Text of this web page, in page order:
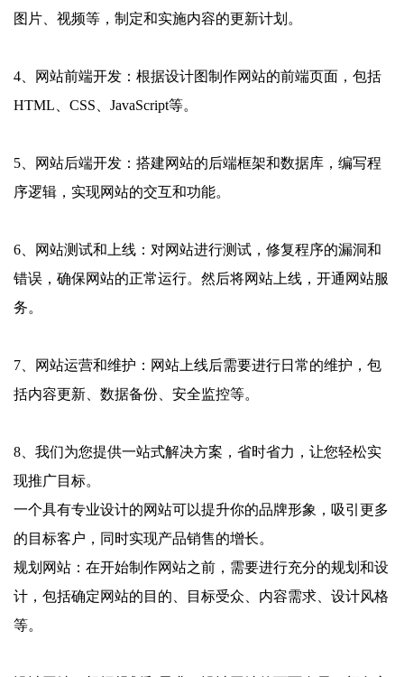
图片、视频等，制定和实施内容的更新计划。
4、网站前端开发：根据设计图制作网站的前端页面，包括
HTML、CSS、JavaScript等。
5、网站后端开发：搭建网站的后端框架和数据库，编写程
序逻辑，实现网站的交互和功能。
6、网站测试和上线：对网站进行测试，修复程序的漏洞和
错误，确保网站的正常运行。然后将网站上线，开通网站服
务。
7、网站运营和维护：网站上线后需要进行日常的维护，包
括内容更新、数据备份、安全监控等。
8、我们为您提供一站式解决方案，省时省力，让您轻松实
现推广目标。
一个具有专业设计的网站可以提升你的品牌形象，吸引更多
的目标客户，同时实现产品销售的增长。
规划网站：在开始制作网站之前，需要进行充分的规划和设
计，包括确定网站的目的、目标受众、内容需求、设计风格
等。